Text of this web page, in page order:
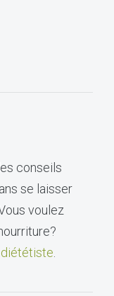
conseils
se laisser
voulez
diététiste